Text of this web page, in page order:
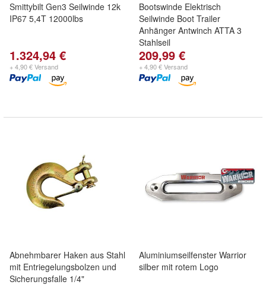
Smittybilt Gen3 Seilwinde 12k
IP67 5,4T 12000lbs
1.324,94 €
+ 4,90 € Versand
Bootswinde Elektrisch
Seilwinde Boot Trailer
Anhänger Antwinch ATTA 3
Stahlseil
209,99 €
+ 4,90 € Versand
Abnehmbarer Haken aus Stahl
mit Entriegelungsbolzen und
Sicherungsfalle 1/4"
Aluminiumseilfenster Warrior
silber mit rotem Logo